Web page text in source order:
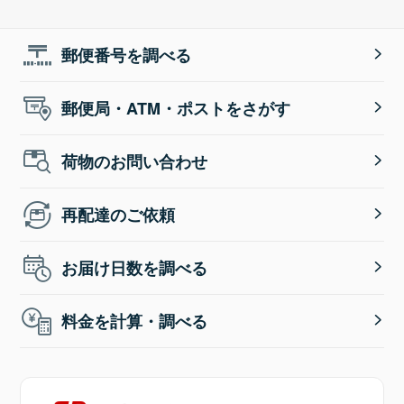
郵便番号を調べる
郵便局・ATM・ポストをさがす
荷物のお問い合わせ
再配達のご依頼
お届け日数を調べる
料金を計算・調べる